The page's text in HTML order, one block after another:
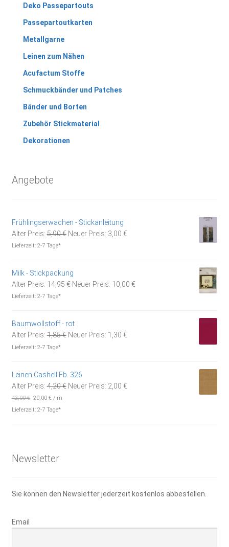
Deko Passepartouts
Passepartoutkarten
Metallgarne
Leinen zum Nähen
Acufactum Stoffe
Schmuckbänder und Patches
Bänder und Borten
Zubehör Stickmaterial
Dekorationen
Angebote
Frühlingserwachen - Stickanleitung
Alter Preis: 5,90€ Ursprünglicher
Neuer Preis: 3,00 €Aktueller
Lieferzeit: 2-7 Tage*
Milk - Stickpackung
Alter Preis: 14,95€ Ursprünglicher
Neuer Preis: 10,00 €Aktueller
Lieferzeit: 2-7 Tage*
Baumwollstoff - rot
Alter Preis: 1,85€ Ursprünglicher
Neuer Preis: 1,30 €Aktueller
Lieferzeit: 2-7 Tage*
Leinen Cashell Fb. 326
Alter Preis: 4,20€ Ursprünglicher
Neuer Preis: 2,00 €Aktueller
42,00€ 20,00€ / m
Lieferzeit: 2-7 Tage*
Newsletter
Sie können den Newsletter jederzeit kostenlos abbestellen.
Email